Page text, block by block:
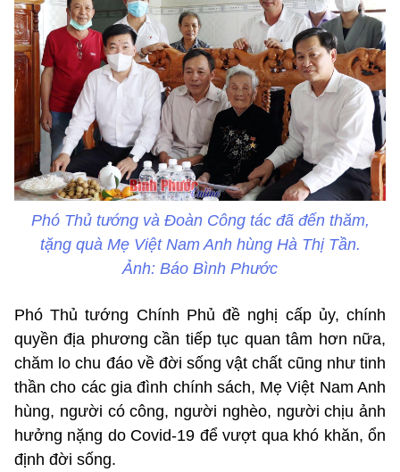
Phó Thủ tướng và Đoàn Công tác đã đến thăm,
tặng quà Mẹ Việt Nam Anh hùng Hà Thị Tần.
Ảnh: Báo Bình Phước
Phó Thủ tướng Chính Phủ đề nghị cấp ủy, chính
quyền địa phương cần tiếp tục quan tâm hơn nữa,
chăm lo chu đáo về đời sống vật chất cũng như tinh
thần cho các gia đình chính sách, Mẹ Việt Nam Anh
hùng, người có công, người nghèo, người chịu ảnh
hưởng nặng do Covid-19 để vượt qua khó khăn, ổn
định đời sống.